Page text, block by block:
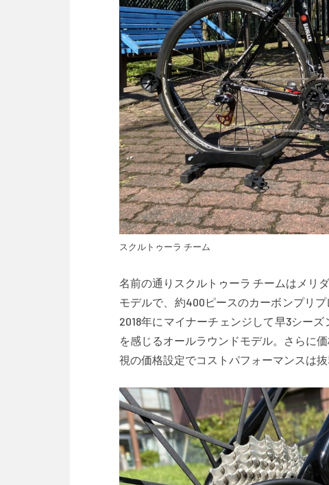
スクルトゥーラ チーム
名前の通りスクルトゥーラ チームはメリ
モデルで、約400ピースのカーボンプリ
2018年にマイナーチェンジして早3シー
を感じるオールラウンドモデル。さらに
視の価格設定でコストパフォーマンスは抜